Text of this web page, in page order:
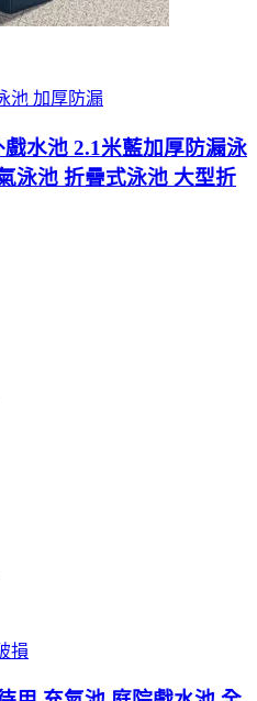
池 加厚防漏
戲水池 2.1米藍加厚防漏泳
泳池 折疊式泳池 大型折
損